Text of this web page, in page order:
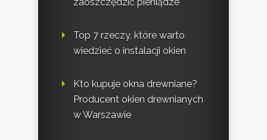
zaoszczędzić pieniądze
Top 7 rzeczy, które warto
wiedzieć o instalacji okien
Kto kupuje okna drewniane?
Producent okien drewnianych
w Warszawie